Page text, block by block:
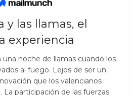
y las llamas, el
experiencia
una noche de llamas cuando los
al fuego. Lejos de ser un
que los valencianos
La participación de las fuerzas